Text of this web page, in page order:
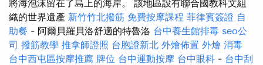
將海泡沫留在了島上的海岸。 該地區設有聯合國教科文組
織的世界遺產 新竹竹北撥筋 免費按摩課程 菲律賓簽證 自
助餐 - 阿爾貝羅貝洛舒適的特魯洛 台中養生館排毒 seo公
司 撥筋教學 推拿師證照 台胞證新北 外燴佈置 外燴 消毒
台中西屯區按摩推薦 牌位 台中運動按摩 台中眼科 - 台中刮